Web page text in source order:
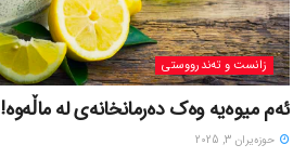
زانست و تەندرووستی
ئەم میوەیە وەک دەرمانخانەی لە ماڵەوە!
حوزه‌یران 3, 2025